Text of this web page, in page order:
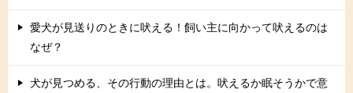
愛犬が見送りのときに吠える！飼い主に向かって吠えるのは
なぜ？
犬が見つめる、その行動の理由とは。吠えるか眠そうかで意